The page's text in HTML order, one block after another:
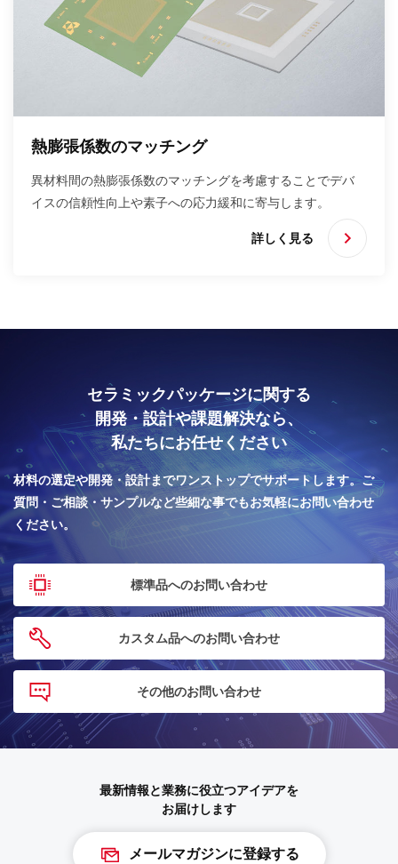
熱膨張係数のマッチング
異材料間の熱膨張係数のマッチングを考慮することでデバ
イスの信頼性向上や素子への応力緩和に寄与します。
詳しく見る
セラミックパッケージに関する
開発・設計や課題解決なら、
私たちにお任せください
材料の選定や開発・設計までワンストップでサポートします。ご
質問・ご相談・サンプルなど些細な事でもお気軽にお問い合わせ
ください。
標準品へのお問い合わせ
カスタム品へのお問い合わせ
その他のお問い合わせ
最新情報と業務に役立つアイデアを
お届けします
メールマガジンに登録する